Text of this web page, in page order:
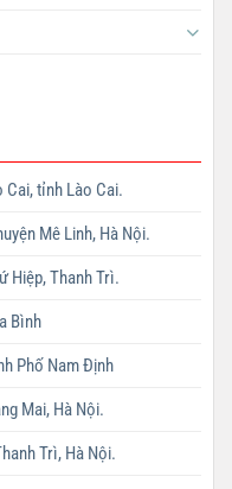
Cai, tỉnh Lào Cai.
Mê Linh, Hà Nội.
Hiệp, Thanh Trì.
Bình
Phố Nam Định
Mai, Hà Nội.
Trì, Hà Nội.